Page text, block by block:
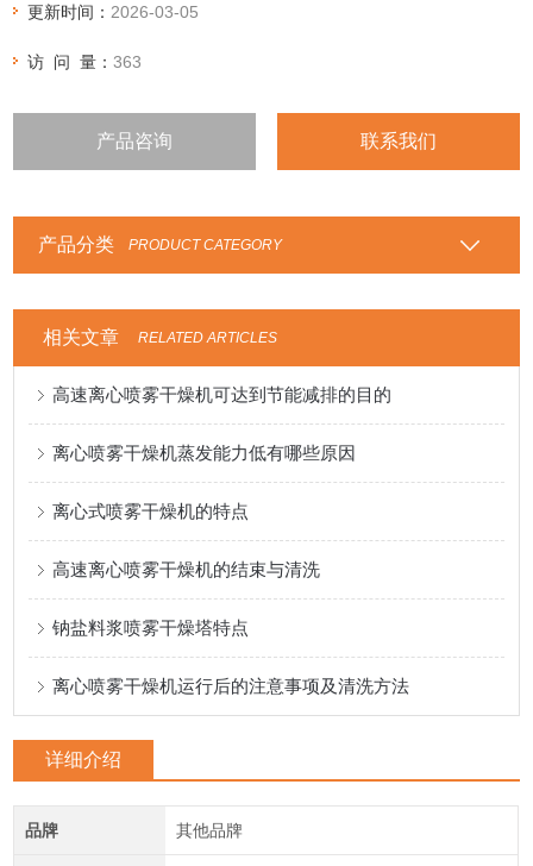
更新时间： 2026-03-05
访 问 量：363
产品咨询 联系我们
产品分类 PRODUCT CATEGORY
相关文章 RELATED ARTICLES
高速离心喷雾干燥机可达到节能减排的目的
离心喷雾干燥机蒸发能力低有哪些原因
离心式喷雾干燥机的特点
高速离心喷雾干燥机的结束与清洗
钠盐料浆喷雾干燥塔特点
离心喷雾干燥机运行后的注意事项及清洗方法
详细介绍
品牌 其他品牌